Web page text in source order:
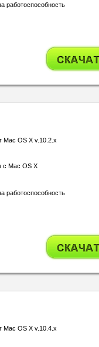
работоспособность
Mac OS X v.10.2.x
с Mac OS X
работоспособность
Mac OS X v.10.4.x